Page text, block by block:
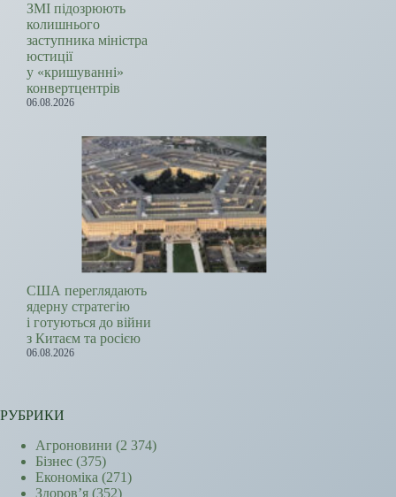
ЗМІ підозрюють
колишнього
заступника міністра
юстиції
у «кришуванні»
конвертцентрів
06.08.2026
США переглядають
ядерну стратегію
і готуються до війни
з Китаєм та росією
06.08.2026
РУБРИКИ
Агроновини (2 374)
Бізнес (375)
Економіка (271)
Здоров’я (352)